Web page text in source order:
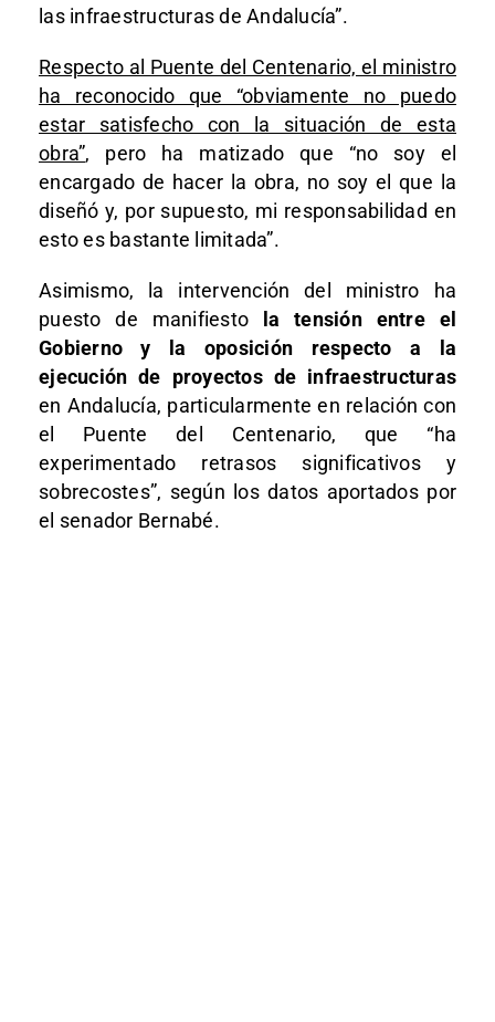
las infraestructuras de Andalucía”.
Respecto al Puente del Centenario, el ministro
ha reconocido que “obviamente no puedo
estar satisfecho con la situación de esta
obra”, pero ha matizado que “no soy el
encargado de hacer la obra, no soy el que la
diseñó y, por supuesto, mi responsabilidad en
esto es bastante limitada”.
Asimismo, la intervención del ministro ha
puesto de manifiesto la tensión entre el
Gobierno y la oposición respecto a la
ejecución de proyectos de infraestructuras
en Andalucía, particularmente en relación con
el Puente del Centenario, que “ha
experimentado retrasos significativos y
sobrecostes”, según los datos aportados por
el senador Bernabé.